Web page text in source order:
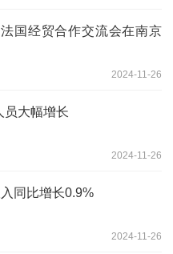
国经贸合作交流会在南京
2024-11-26
员大幅增长
2024-11-26
同比增长0.9%
2024-11-26